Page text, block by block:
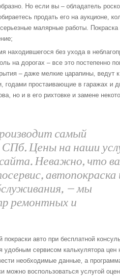
Но если вы – обладатель
продать его на аукционе,
малярные работы. Покраска
находившегося без ухода в
на дорогах – все это постепенно
– даже мелкие царапины, ведут
годами простаивающие в гаражах и
но и в его рихтовке и замене
самый
Цены на наши
Неважно, что
автопокраска
— мы
ремонтных и
авто при бесплатной
сервисом калькулятора цен
необходимые данные, а
можно воспользоваться услугой